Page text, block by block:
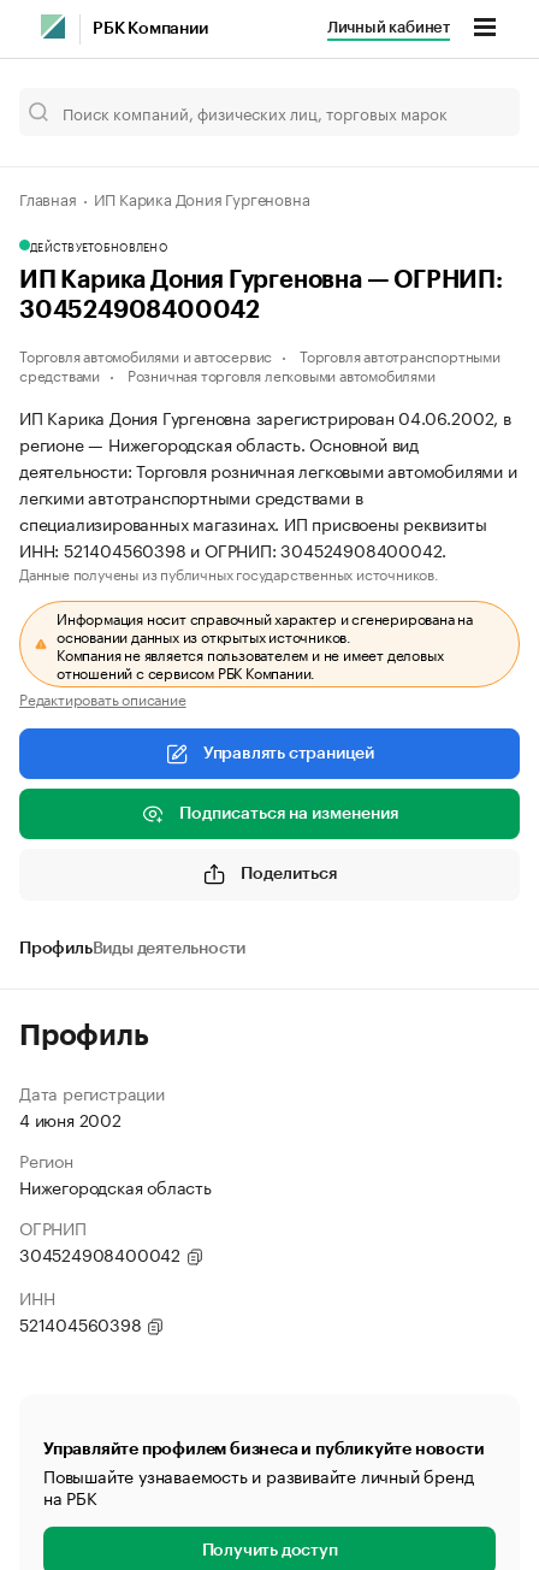
РБК Компании Личный кабинет
Главная ИП Карика Дония Гургеновна
ДЕЙСТВУЕТОБНОВЛЕНО
ИП Карика Дония Гургеновна — ОГРНИП:
304524908400042
Торговля автомобилями и автосервис
Торговля автотранспортными
средствами
Розничная торговля легковыми автомобилями
ИП Карика Дония Гургеновна зарегистрирован 04.06.2002, в
регионе — Нижегородская область. Основной вид
деятельности: Торговля розничная легковыми автомобилями и
легкими автотранспортными средствами в
специализированных магазинах. ИП присвоены реквизиты
ИНН: 521404560398 и ОГРНИП: 304524908400042.
Данные получены из публичных государственных источников.
Информация носит справочный характер и сгенерирована на
основании данных из открытых источников.
Компания не является пользователем и не имеет деловых
отношений с сервисом РБК Компании.
Редактировать описание
Управлять страницей
Подписаться на изменения
Поделиться
ПрофильВиды деятельности
Профиль
Дата регистрации
4 июня 2002
Регион
Нижегородская область
ОГРНИП
304524908400042
ИНН
521404560398
Управляйте профилем бизнеса и публикуйте новости
Повышайте узнаваемость и развивайте личный бренд
на РБК
Получить доступ